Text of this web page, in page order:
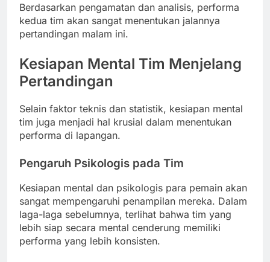
Berdasarkan pengamatan dan analisis, performa
kedua tim akan sangat menentukan jalannya
pertandingan malam ini.
Kesiapan Mental Tim Menjelang
Pertandingan
Selain faktor teknis dan statistik, kesiapan mental
tim juga menjadi hal krusial dalam menentukan
performa di lapangan.
Pengaruh Psikologis pada Tim
Kesiapan mental dan psikologis para pemain akan
sangat mempengaruhi penampilan mereka. Dalam
laga-laga sebelumnya, terlihat bahwa tim yang
lebih siap secara mental cenderung memiliki
performa yang lebih konsisten.